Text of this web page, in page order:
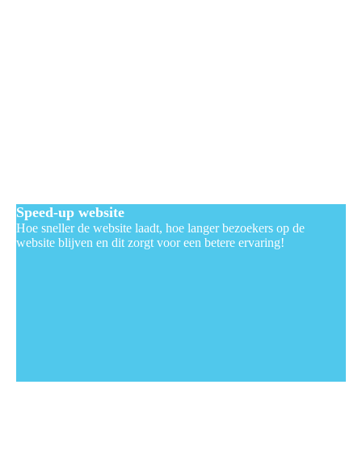
Speed-up website
Hoe sneller de website laadt, hoe langer bezoekers op de
website blijven en dit zorgt voor een betere ervaring!